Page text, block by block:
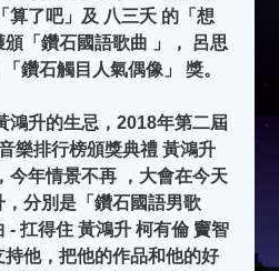
算了吧」及 八三夭 的「想
「鑽石國語歌曲 」， 呂思
鑽石觸目人氣偶像」 獎。
鴻升的生忌，2018年第二屆
樂排行榜頒獎典禮 黃鴻升
今年情景不再 ，大會在今天
分別是「鑽石國語男歌
- 扛得住 黃鴻升 柯有倫 竇智
他，把他的作品和他的好